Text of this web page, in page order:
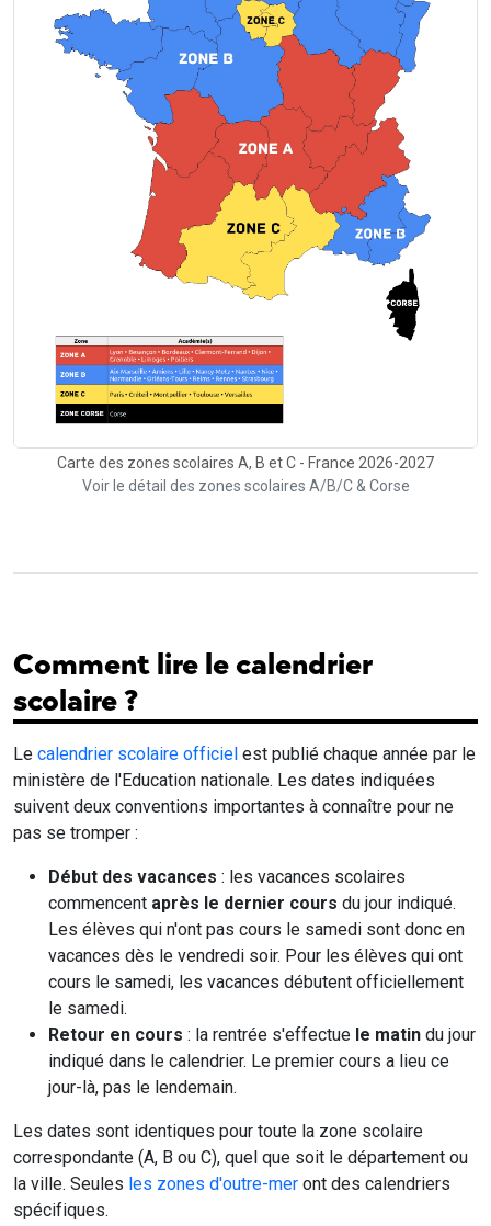
Carte des zones scolaires A, B et C - France 2026-2027
Voir le détail des zones scolaires A/B/C & Corse
Comment lire le calendrier
scolaire ?
Le calendrier scolaire officiel est publié chaque année par le
ministère de l'Education nationale. Les dates indiquées
suivent deux conventions importantes à connaître pour ne
pas se tromper :
Début des vacances : les vacances scolaires
commencent après le dernier cours du jour indiqué.
Les élèves qui n'ont pas cours le samedi sont donc en
vacances dès le vendredi soir. Pour les élèves qui ont
cours le samedi, les vacances débutent officiellement
le samedi.
Retour en cours : la rentrée s'effectue le matin du jour
indiqué dans le calendrier. Le premier cours a lieu ce
jour-là, pas le lendemain.
Les dates sont identiques pour toute la zone scolaire
correspondante (A, B ou C), quel que soit le département ou
la ville. Seules les zones d'outre-mer ont des calendriers
spécifiques.